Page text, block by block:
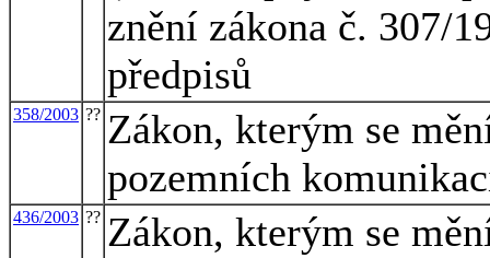
znění zákona č. 307/
předpisů
358/2003 ?? Zákon, kterým se
pozemních
436/2003 ?? Zákon, kterým se